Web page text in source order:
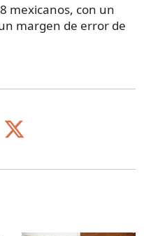
mexicanos, con un
margen de error de